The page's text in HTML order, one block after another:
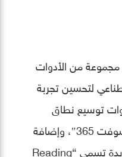
من الأدوات
لتحسين تجربة
توسيع نطاق
” (Copilot) لـ “مايكروسوفت 365″، وإضافة
“Loop” للتعليم، وإطلاق أداة جديدة تسمى “Reading